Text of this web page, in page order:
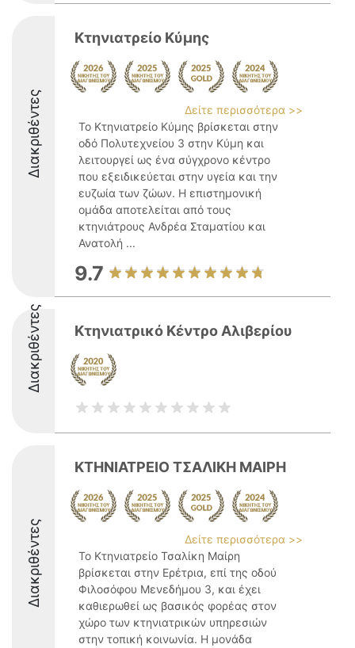
Διακριθέντες
Κτηνιατρείο Κύμης
Δείτε περισσότερα >>
Το Κτηνιατρείο Κύμης βρίσκεται στην
οδό Πολυτεχνείου 3 στην Κύμη και
λειτουργεί ως ένα σύγχρονο κέντρο
που εξειδικεύεται στην υγεία και την
ευζωία των ζώων. Η επιστημονική
ομάδα αποτελείται από τους
κτηνιάτρους Ανδρέα Σταματίου και
Ανατολή ...
9.7
Διακριθέντες Κτηνιατρικό Κέντρο Αλιβερίου
Διακριθέντες
ΚΤΗΝΙΑΤΡΕΙΟ ΤΣΑΛΙΚΗ ΜΑΙΡΗ
Δείτε περισσότερα >>
Το Κτηνιατρείο Τσαλίκη Μαίρη
βρίσκεται στην Ερέτρια, επί της οδού
Φιλοσόφου Μενεδήμου 3, και έχει
καθιερωθεί ως βασικός φορέας στον
χώρο των κτηνιατρικών υπηρεσιών
στην τοπική κοινωνία. Η μονάδα